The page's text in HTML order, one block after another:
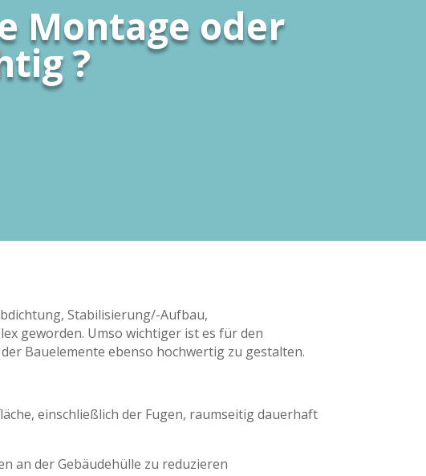
Montage oder
?
Stabilisierung/-Aufbau,
geworden. Umso wichtiger ist es für den
Bauelemente ebenso hochwertig zu gestalten.
einschließlich der Fugen, raumseitig dauerhaft
an der Gebäudehülle zu reduzieren